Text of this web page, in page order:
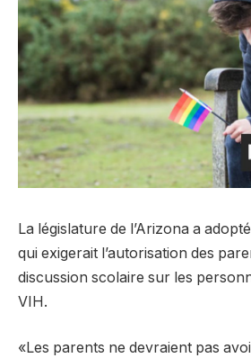
La législature de l’Arizona a
qui exigerait l’autorisation des
discussion scolaire sur les
VIH.
«Les parents ne devraient pas